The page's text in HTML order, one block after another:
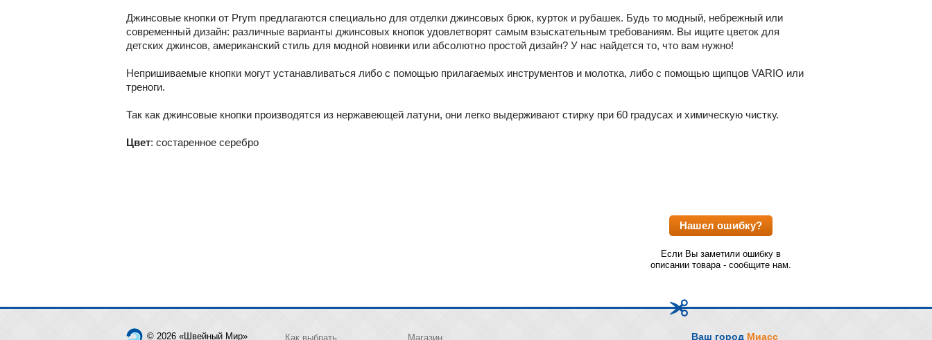
Джинсовые кнопки от Prym предлагаются специально для отделки джинсовых брюк, курток и рубашек. Будь то модный, небрежный или
современный дизайн: различные варианты джинсовых кнопок удовлетворят самым взыскательным требованиям. Вы ищите цветок для
детских джинсов, американский стиль для модной новинки или абсолютно простой дизайн? У нас найдется то, что вам нужно!
Непришиваемые кнопки могут устанавливаться либо с помощью прилагаемых инструментов и молотка, либо с помощью щипцов VARIO или
треноги.
Так как джинсовые кнопки производятся из нержавеющей латуни, они легко выдерживают стирку при 60 градусах и химическую чистку.
Цвет: состаренное серебро
Нашел ошибку?
Если Вы заметили ошибку в
описании товара - сообщите нам.
© 2026 «Швейный Мир» Как выбрать Магазин Ваш город Миасс